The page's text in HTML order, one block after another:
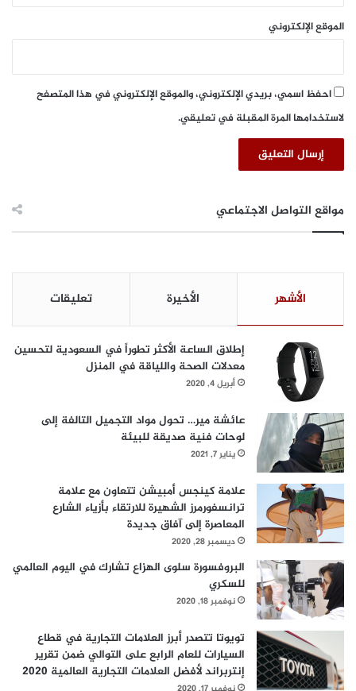
الموقع الإلكتروني
احفظ اسمي، بريدي الإلكتروني، والموقع الإلكتروني في هذا المتصفح
لاستخدامها المرة المقبلة في تعليقي.
مواقع التواصل الاجتماعي
الأشهر الأخيرة تعليقات
إطلاق الساعة الأكثر تطوراً في السعودية لتحسين
معدلات الصحة واللياقة في المنزل
أبريل 4, 2020
عائشة مير… تحول مواد التجميل التالفة إلى
لوحات فنية صديقة للبيئة
يناير 7, 2021
علامة كينجس أمبيشن تتعاون مع علامة
ترانسفورمرز الشهيرة للارتقاء بأزياء الشارع
المعاصرة إلى آفاق جديدة
ديسمبر 28, 2020
البروفسورة سلوى الهزاع تشارك في اليوم العالمي
للسكري
نوفمبر 18, 2020
تويوتا تتصدر أبرز العلامات التجارية في قطاع
السيارات للعام الرابع على التوالي ضمن تقرير
إنتربراند لأفضل العلامات التجارية العالمية 2020